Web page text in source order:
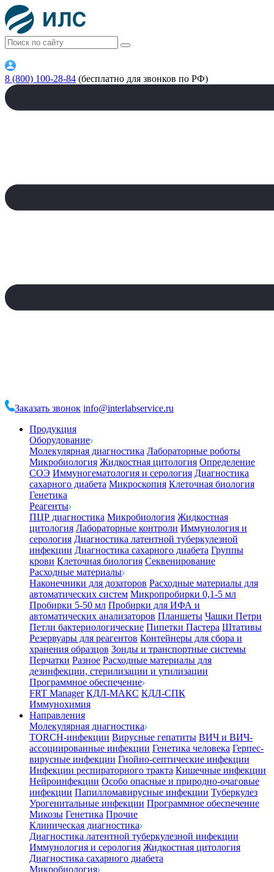
8 (800) 100-28-84 (бесплатно для звонков по РФ)
Заказать звонок info@interlabservice.ru
Продукция
Оборудование
Молекулярная диагностика Лабораторные роботы
Микробиология Жидкостная цитология Определение
СОЭ Иммуногематология и серология Диагностика
сахарного диабета Микроскопия Клеточная биология
Генетика
Реагенты
ПЦР диагностика Микробиология Жидкостная
цитология Лабораторные контроли Иммунология и
серология Диагностика латентной туберкулезной
инфекции Диагностика сахарного диабета Группы
крови Клеточная биология Секвенирование
Расходные материалы
Наконечники для дозаторов Расходные материалы для
автоматических систем Микропробирки 0,1-5 мл
Пробирки 5-50 мл Пробирки для ИФА и
автоматических анализаторов Планшеты Чашки Петри
Петли бактериологические Пипетки Пастера Штативы
Резервуары для реагентов Контейнеры для сбора и
хранения образцов Зонды и транспортные системы
Перчатки Разное Расходные материалы для
дезинфекции, стерилизации и утилизации
Программное обеспечение
FRT Manager КДЛ-МАКС КДЛ-СПК
Иммунохимия
Направления
Молекулярная диагностика
TORCH-инфекции Вирусные гепатиты ВИЧ и ВИЧ-
ассоциированные инфекции Генетика человека Герпес-
вирусные инфекции Гнойно-септические инфекции
Инфекции респираторного тракта Кишечные инфекции
Нейроинфекции Особо опасные и природно-очаговые
инфекции Папилломавирусные инфекции Туберкулез
Урогенитальные инфекции Программное обеспечение
Микозы Генетика Прочие
Клиническая диагностика
Диагностика латентной туберкулезной инфекции
Иммунология и серология Жидкостная цитология
Диагностика сахарного диабета
Микробиология